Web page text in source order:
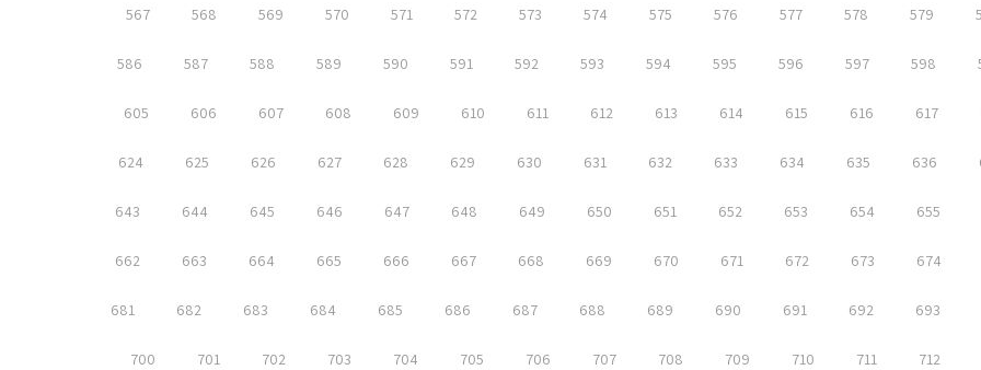
567 568 569 570 571 572 573 574 575 576 577 578 579
586 587 588 589 590 591 592 593 594 595 596 597 598
605 606 607 608 609 610 611 612 613 614 615 616 617
624 625 626 627 628 629 630 631 632 633 634 635 636
643 644 645 646 647 648 649 650 651 652 653 654 655
662 663 664 665 666 667 668 669 670 671 672 673 674
681 682 683 684 685 686 687 688 689 690 691 692 693
700 701 702 703 704 705 706 707 708 709 710 711 712